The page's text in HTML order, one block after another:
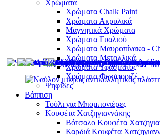
Χρώματα
Χρώματα Chalk Paint
Χρώματα Ακρυλικά
Μαγνητικά Χρώματα
Χρώματα Γυαλιού
Χρώματα Μαυροπίνακα -
Χρώματα Μεταλλικά
Χρώματα Υφάσματος
Χρώματα Φωσφοριζέ
Ψηφίδες
Βάπτιση
Τούλι για Μπομπονιέρες
Κουφέτα Χατζηγιαννάκης
Βότσαλο Κουφέτα
Καρδιά Κουφέτα